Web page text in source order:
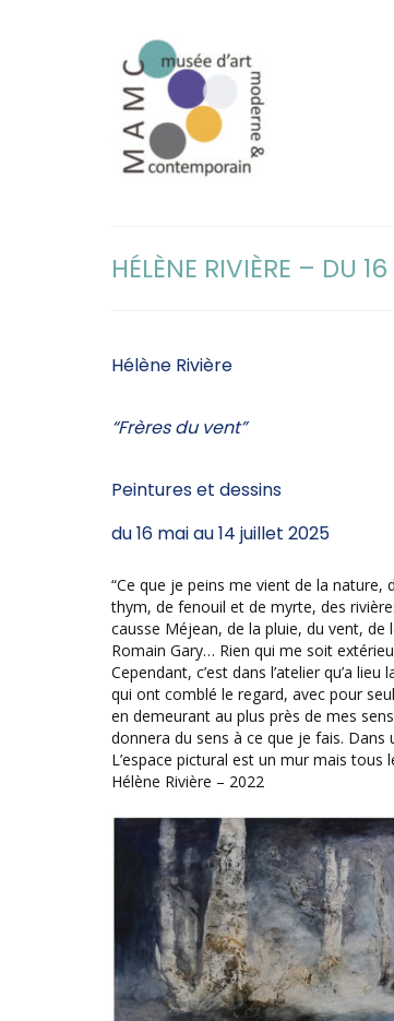
HÉLÈNE RIVIÈRE – DU
Hélène Rivière
“Frères du vent”
Peintures et dessins
du 16 mai au 14 juillet 2025
“Ce que je peins me vient de la
thym, de fenouil et de myrte, des
causse Méjean, de la pluie, du vent,
Romain Gary… Rien qui me soit
Cependant, c’est dans l’atelier qu’a
qui ont comblé le regard, avec pour
en demeurant au plus près de mes
donnera du sens à ce que je fais.
L’espace pictural est un mur mais
Hélène Rivière – 2022